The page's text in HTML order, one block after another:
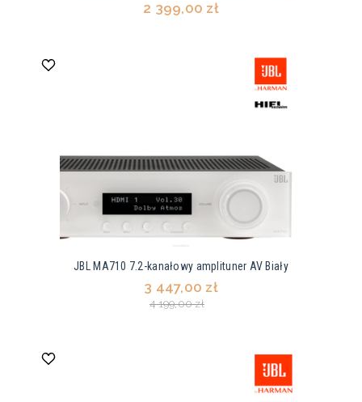
2 399,00 zł
JBL MA710 7.2-kanałowy amplituner AV Biały
3 447,00 zł
4 199,00 zł